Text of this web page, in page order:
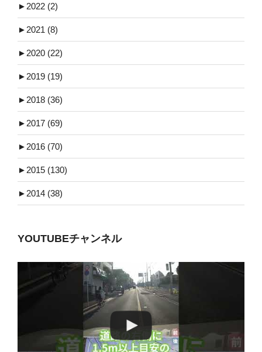
► 2022 (2)
► 2021 (8)
► 2020 (22)
► 2019 (19)
► 2018 (36)
► 2017 (69)
► 2016 (70)
► 2015 (130)
► 2014 (38)
YOUTUBEチャンネル